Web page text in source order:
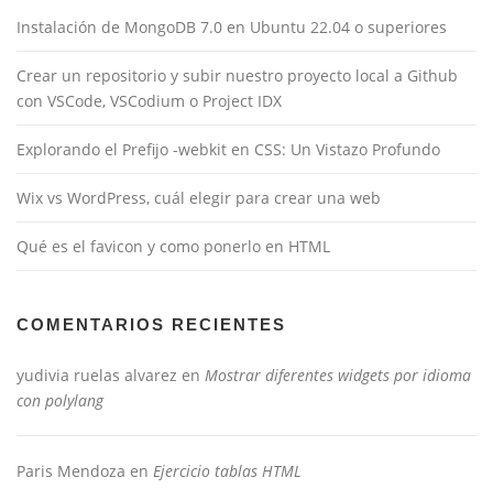
Instalación de MongoDB 7.0 en Ubuntu 22.04 o superiores
Crear un repositorio y subir nuestro proyecto local a Github
con VSCode, VSCodium o Project IDX
Explorando el Prefijo -webkit en CSS: Un Vistazo Profundo
Wix vs WordPress, cuál elegir para crear una web
Qué es el favicon y como ponerlo en HTML
COMENTARIOS RECIENTES
yudivia ruelas alvarez en Mostrar diferentes widgets por idioma
con polylang
Paris Mendoza en Ejercicio tablas HTML